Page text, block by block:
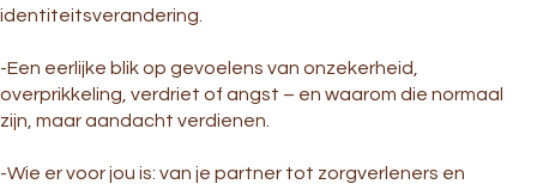
identiteitsverandering.
-Een eerlijke blik op gevoelens van onzekerheid,
overprikkeling, verdriet of angst – en waarom die normaal
zijn, maar aandacht verdienen.
-Wie er voor jou is: van je partner tot zorgverleners en